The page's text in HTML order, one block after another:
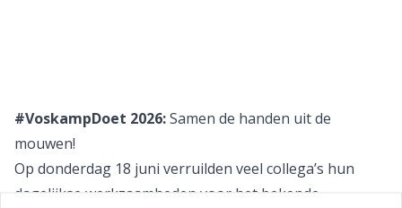
#VoskampDoet 2026:Samen de handen uit de
mouwen!
Op donderdag 18 juni verruilden veel collega’s hun
dagelijkse werkzaamheden voor het bekende